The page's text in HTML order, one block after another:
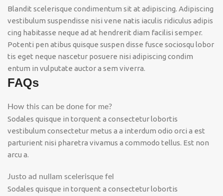
Blandit scelerisque condimentum sit at adipiscing. Adipiscing
vestibulum suspendisse nisi vene natis iaculis ridiculus adipis
cing habitasse neque ad at hendrerit diam facilisi semper.
Potenti pen atibus quisque suspen disse fusce sociosqu lobor
tis eget neque nascetur posuere nisi adipiscing condim
entum in vulputate auctor a sem viverra.
FAQs
How this can be done for me?
Sodales quisque in torquent a consectetur lobortis
vestibulum consectetur metus a a interdum odio orci a est
parturient nisi pharetra vivamus a commodo tellus. Est non
arcu a.
Justo ad nullam scelerisque fel
Sodales quisque in torquent a consectetur lobortis